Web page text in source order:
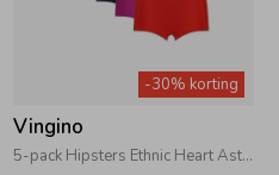
Kledingaccessoires
-30% korting
Vingino
5-pack Hipsters Ethnic Heart Aster Pink